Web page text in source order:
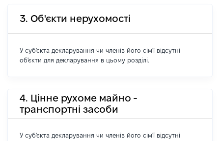
3. Об'єкти нерухомості
У суб'єкта декларування чи членів його сім'ї відсутні
об'єкти для декларування в цьому розділі.
4. Цінне рухоме майно -
транспортні засоби
У суб'єкта декларування чи членів його сім'ї відсутні